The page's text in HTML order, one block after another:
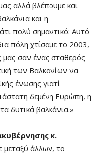
αλλά βλέπουμε και
και η
πολύ σημαντικό: Αυτό
πόλη χτίσαμε το 2003,
σαν ένας σταθερός
των Βαλκανίων να
ένωσης γιατί
δεμένη Ευρώπη, η
δυτικά βαλκάνια.»
κ.
μεταξύ άλλων, το